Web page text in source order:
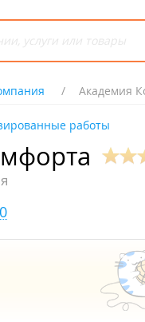
Академия
работы